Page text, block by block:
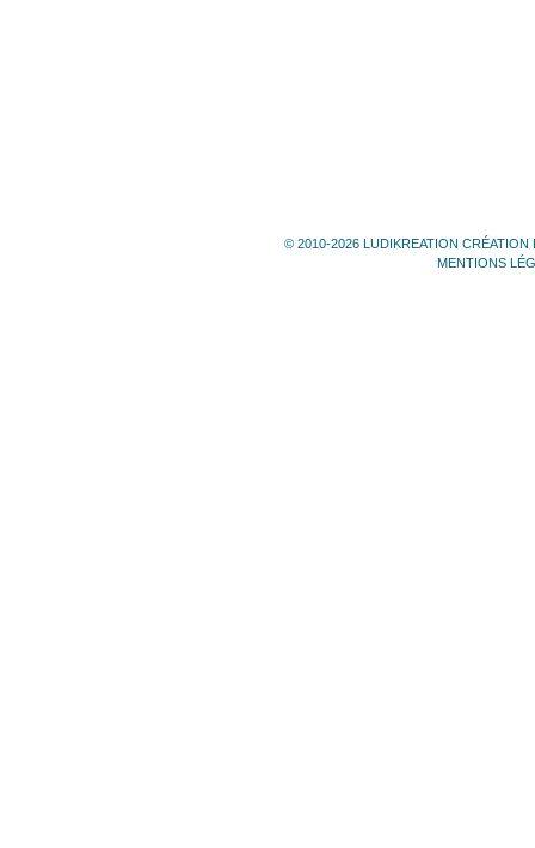
© 2010-2026 LUDIKREATION CRÉATION
MENTIONS